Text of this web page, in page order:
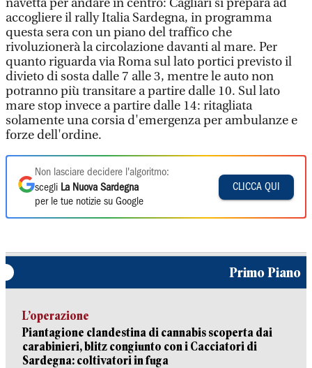
navetta per andare in centro: Cagliari si prepara ad
accogliere il rally Italia Sardegna, in programma
questa sera con un piano del traffico che
rivoluzionerà la circolazione davanti al mare. Per
quanto riguarda via Roma sul lato portici previsto il
divieto di sosta dalle 7 alle 3, mentre le auto non
potranno più transitare a partire dalle 10. Sul lato
mare stop invece a partire dalle 14: ritagliata
solamente una corsia d'emergenza per ambulanze e
forze dell'ordine.
Non lasciare decidere l'algoritmo:
scegli La Nuova Sardegna
per le tue notizie su Google
CLICCA QUI
Primo Piano
L’operazione
Piantagione clandestina di cannabis scoperta dai
carabinieri, blitz congiunto con i Cacciatori di
Sardegna: coltivatori in fuga